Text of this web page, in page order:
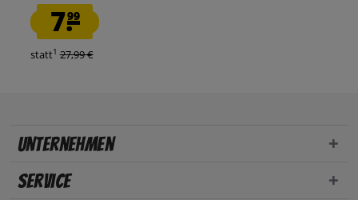
7.99
statt1 27,99 €
Unternehmen
Service